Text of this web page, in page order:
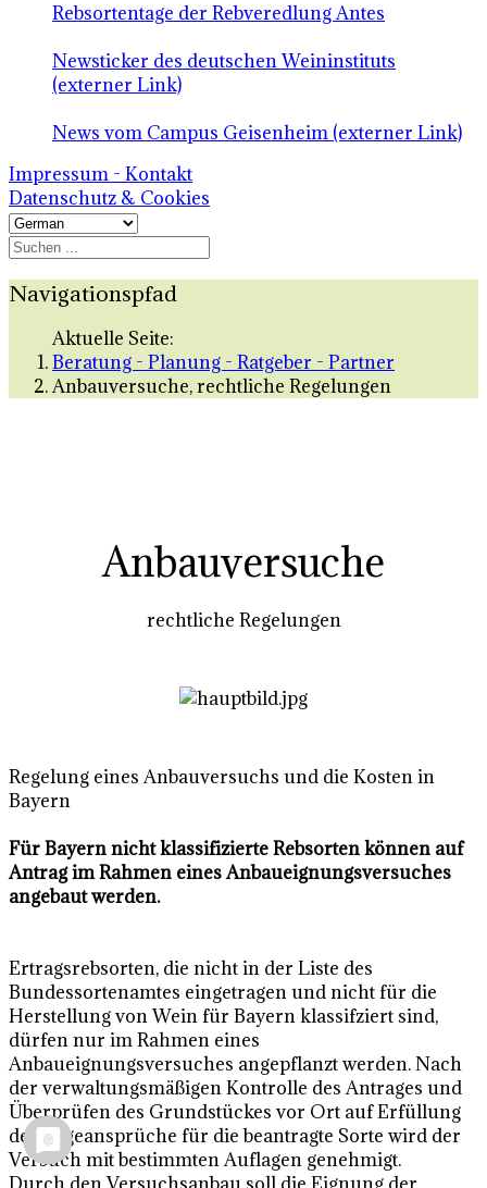
Rebsortentage der Rebveredlung Antes
Newsticker des deutschen Weininstituts
(externer Link)
News vom Campus Geisenheim (externer Link)
Impressum - Kontakt
Datenschutz & Cookies
Navigationspfad
Aktuelle Seite:
Beratung - Planung - Ratgeber - Partner
Anbauversuche, rechtliche Regelungen
Anbauversuche
rechtliche Regelungen
Regelung eines Anbauversuchs und die Kosten in
Bayern
Für Bayern nicht klassifizierte Rebsorten können auf
Antrag im Rahmen eines Anbaueignungsversuches
angebaut werden.
Ertragsrebsorten, die nicht in der Liste des
Bundessortenamtes eingetragen und nicht für die
Herstellung von Wein für Bayern klassifziert sind,
dürfen nur im Rahmen eines
Anbaueignungsversuches angepflanzt werden. Nach
der verwaltungsmäßigen Kontrolle des Antrages und
Überprüfen des Grundstückes vor Ort auf Erfüllung
der Lageansprüche für die beantragte Sorte wird der
Versuch mit bestimmten Auflagen genehmigt.